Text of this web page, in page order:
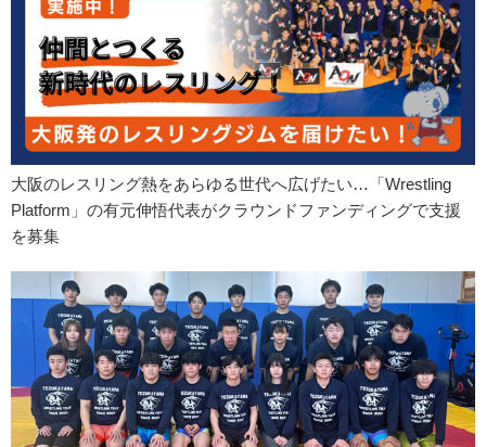
大阪のレスリング熱をあらゆる世代へ広げたい…「Wrestling
Platform」の有元伸悟代表がクラウンドファンディングで支援
を募集